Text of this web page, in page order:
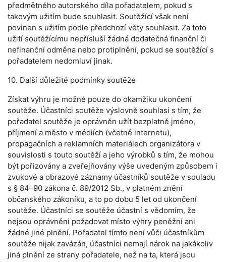
předmětného autorského díla pořadatelem, pokud s
takovým užitím bude souhlasit. Soutěžící však není
povinen s užitím podle předchozí věty souhlasit. Za toto
užití soutěžícímu nepřísluší žádná dodatečná finanční či
nefinanční odměna nebo protiplnění, pokud se soutěžící s
pořadatelem nedomluví jinak.
10. Další důležité podmínky soutěže
Získat výhru je možné pouze do okamžiku ukončení
soutěže. Účastníci soutěže výslovně souhlasí s tím, že
pořadatel soutěže je oprávněn užít bezplatně jméno,
příjmení a město v médiích (včetně internetu),
propagačních a reklamních materiálech organizátora v
souvislosti s touto soutěží a jeho výrobků s tím, že mohou
být pořizovány a zveřejňovány výše uvedeným způsobem i
zvukové a obrazové záznamy účastníků soutěže v souladu
s § 84–90 zákona č. 89/2012 Sb., v platném znění
občanského zákoníku, a to po dobu 5 let od ukončení
soutěže. Účastníci se soutěže účastní s vědomím, že
nejsou oprávněni požadovat místo výhry peněžní ani
žádné jiné plnění. Pořadatel tímto není vůči účastníkům
soutěže nijak zavázán, účastníci nemají nárok na jakákoliv
jiná plnění ze strany pořadatele, než na ta, která jsou